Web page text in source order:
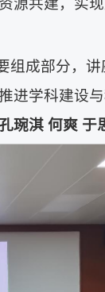
共建，实
组成部分，
学科建设
琬淇 何爽 于